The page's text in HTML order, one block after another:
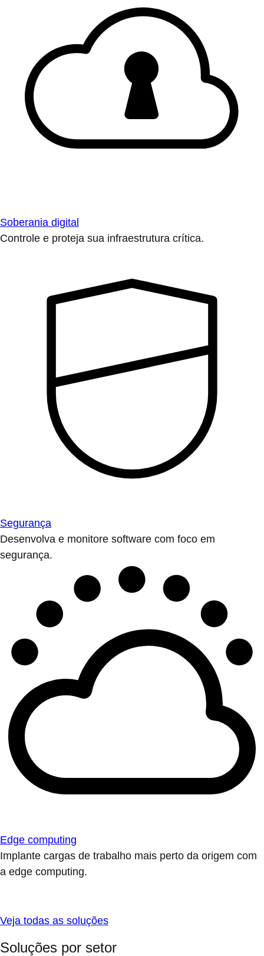
Soberania digital
Controle e proteja sua infraestrutura crítica.
Segurança
Desenvolva e monitore software com foco em
segurança.
Edge computing
Implante cargas de trabalho mais perto da origem com
a edge computing.
Veja todas as soluções
Soluções por setor